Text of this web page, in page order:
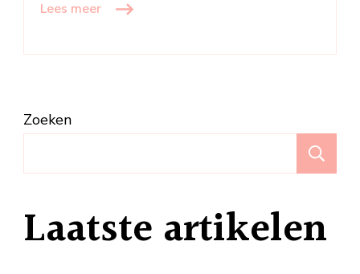
Lees meer
Zoeken
Laatste artikelen